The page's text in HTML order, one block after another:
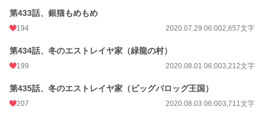
第433話、銀猫もめもめ
194 2020.07.29 06:002,657文字
第434話、冬のエストレイヤ家（緑龍の村）
199 2020.08.01 06:003,212文字
第435話、冬のエストレイヤ家（ビッグバロッグ王国）
207 2020.08.03 06:003,711文字